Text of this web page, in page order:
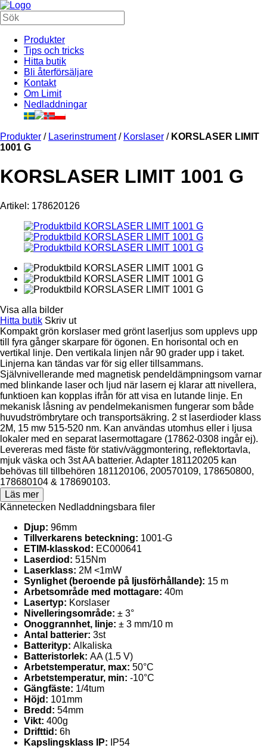
Produkter
Tips och tricks
Hitta butik
Bli återförsäljare
Kontakt
Om Limit
Nedladdningar
Produkter / Laserinstrument/ Korslaser / KORSLASER LIMIT
1001 G
KORSLASER LIMIT 1001 G
Artikel: 178620126
Visa alla bilder
Hitta butik Skriv ut
Kompakt grön korslaser med grönt laserljus som upplevs upp
till fyra gånger skarpare för ögonen. En horisontal och en
vertikal linje. Den vertikala linjen når 90 grader upp i taket.
Linjerna kan tändas var för sig eller tillsammans.
Självnivellerande med magnetisk pendeldämpningsom varnar
med blinkande laser och ljud när lasern ej klarar att nivellera,
funktioen kan kopplas ifrån för att visa en lutande linje. En
mekanisk låsning av pendelmekanismen fungerar som både
huvudströmbrytare och transportsäkring. 2 st laserdioder klass
2M, 15 mw 515-520 nm. Kan användas utomhus eller i ljusa
lokaler med en separat lasermottagare (17862-0308 ingår ej).
Levereras med fäste för stativ/väggmontering, reflektortavla,
mjuk väska och 3st AA batterier. Adapter 181120205 kan
behövas till tillbehören 181120106, 200570109, 178650800,
178680104 & 178690103.
Läs mer
Kännetecken Nedladdningsbara filer
Djup: 96mm
Tillverkarens beteckning: 1001-G
ETIM-klasskod: EC000641
Laserdiod: 515Nm
Laserklass: 2M <1mW
Synlighet (beroende på ljusförhållande): 15 m
Arbetsområde med mottagare: 40m
Lasertyp: Korslaser
Nivelleringsområde: ± 3°
Onoggrannhet, linje: ± 3 mm/10 m
Antal batterier: 3st
Batterityp: Alkaliska
Batteristorlek: AA (1.5 V)
Arbetstemperatur, max: 50°C
Arbetstemperatur, min: -10°C
Gängfäste: 1/4tum
Höjd: 101mm
Bredd: 54mm
Vikt: 400g
Drifttid: 6h
Kapslingsklass IP:
IP54